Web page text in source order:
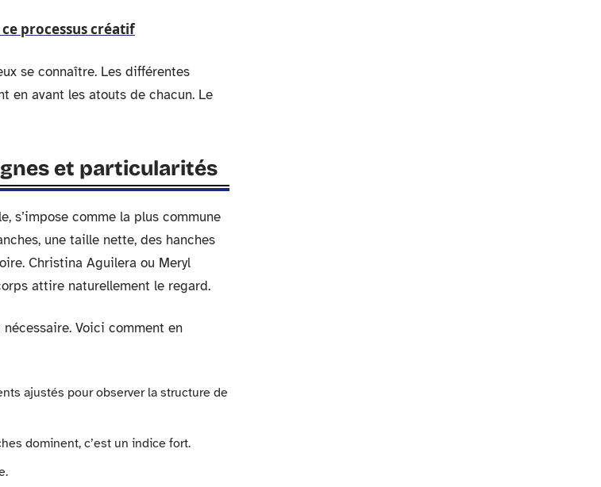
processus créatif
se connaître. Les différentes
en avant les atouts de chacun. Le
et particularités
s’impose comme la plus commune
une taille nette, des hanches
Christina Aguilera ou Meryl
attire naturellement le regard.
Voici comment en
ajustés pour observer la structure de
dominent, c’est un indice fort.